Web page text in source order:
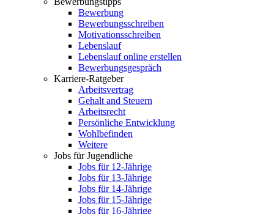
Bewerbung
Bewerbungsschreiben
Motivationsschreiben
Lebenslauf
Lebenslauf online erstellen
Bewerbungsgespräch
Karriere-Ratgeber
Arbeitsvertrag
Gehalt and Steuern
Arbeitsrecht
Persönliche Entwicklung
Wohlbefinden
Weitere
Jobs für Jugendliche
Jobs für 12-Jährige
Jobs für 13-Jährige
Jobs für 14-Jährige
Jobs für 15-Jährige
Jobs für 16-Jährige